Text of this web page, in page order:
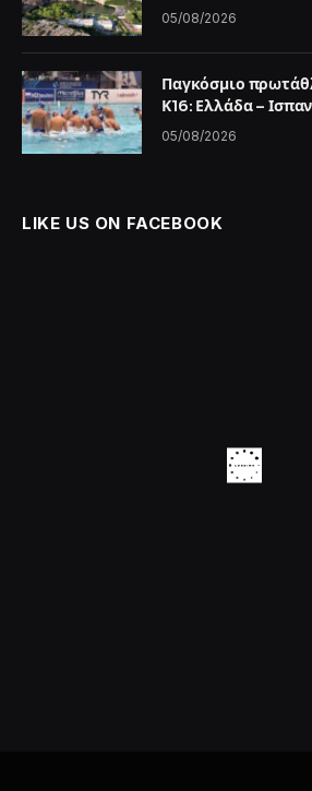
05/08/2026
Παγκόσμιο
Κ16: Ελλάδα –
05/08/2026
LIKE US ON FACEBOOK